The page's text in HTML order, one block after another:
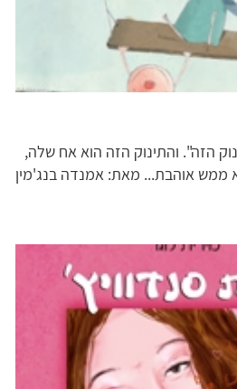
הזה". והתינוק הזה הוא אח שלה,
ממש אוהבת... מאת: אמנדה בנג'מין